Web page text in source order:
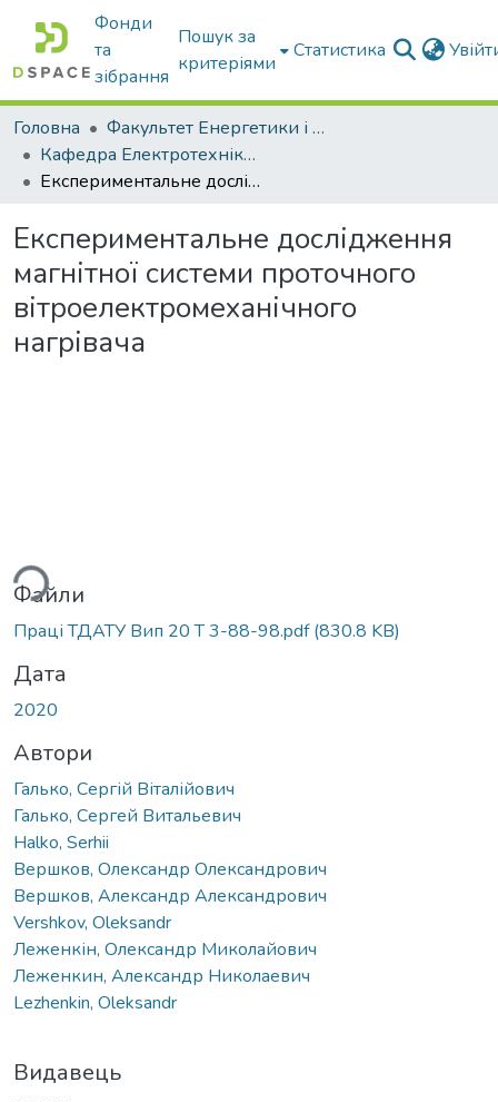
Фонди
та
зібрання
Пошук за
критеріями
Статистика
Головна
Факультет Енергетики і комп'ютерних технологій
Кафедра Електротехніки і електромеханіки ім. проф. В.В. Овчарова
Експериментальне дослідження магнітної системи проточного вітроелектромеханічного нагрівача
Експериментальне дослідження
магнітної системи проточного
вітроелектромеханічного
нагрівача
Файли
Праці ТДАТУ Вип 20 Т 3-88-98.pdf(830.8 KB)
Дата
2020
Автори
Галько, Сергій Віталійович
Галько, Сергей Витальевич
Halko, Serhii
Вершков, Олександр Олександрович
Вершков, Александр Александрович
Vershkov, Oleksandr
Леженкін, Олександр Миколайович
Леженкин, Александр Николаевич
Lezhenkin, Oleksandr
Видавець